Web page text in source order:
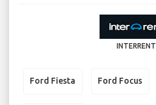
INTERRENT
Ford Fiesta Ford Focus